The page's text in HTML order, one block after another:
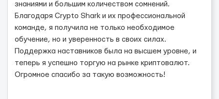
знаниями и большим количеством сомнений.
Благодаря Crypto Shark и их профессиональной
команде, я получила не только необходимое
обучение, но и уверенность в своих силах.
Поддержка наставников была на высшем уровне, и
теперь я успешно торгую на рынке криптовалют.
Огромное спасибо за такую возможность!